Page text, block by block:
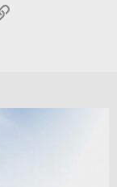
Link